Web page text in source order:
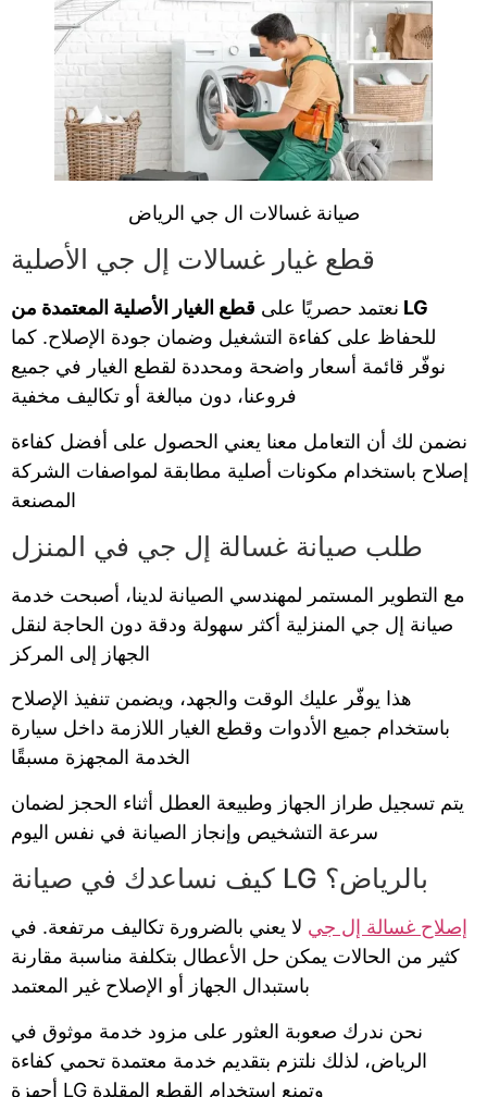
صيانة غسالات ال جي الرياض
قطع غيار غسالات إل جي الأصلية
نعتمد حصريًا على قطع الغيار الأصلية المعتمدة من LG
للحفاظ على كفاءة التشغيل وضمان جودة الإصلاح. كما
نوفّر قائمة أسعار واضحة ومحددة لقطع الغيار في جميع
فروعنا، دون مبالغة أو تكاليف مخفية
نضمن لك أن التعامل معنا يعني الحصول على أفضل كفاءة
إصلاح باستخدام مكونات أصلية مطابقة لمواصفات الشركة
المصنعة
طلب صيانة غسالة إل جي في المنزل
مع التطوير المستمر لمهندسي الصيانة لدينا، أصبحت خدمة
صيانة إل جي المنزلية أكثر سهولة ودقة دون الحاجة لنقل
الجهاز إلى المركز
هذا يوفّر عليك الوقت والجهد، ويضمن تنفيذ الإصلاح
باستخدام جميع الأدوات وقطع الغيار اللازمة داخل سيارة
الخدمة المجهزة مسبقًا
يتم تسجيل طراز الجهاز وطبيعة العطل أثناء الحجز لضمان
سرعة التشخيص وإنجاز الصيانة في نفس اليوم
كيف نساعدك في صيانة LG بالرياض؟
إصلاح غسالة إل جي لا يعني بالضرورة تكاليف مرتفعة. في
كثير من الحالات يمكن حل الأعطال بتكلفة مناسبة مقارنة
باستبدال الجهاز أو الإصلاح غير المعتمد
نحن ندرك صعوبة العثور على مزود خدمة موثوق في
الرياض، لذلك نلتزم بتقديم خدمة معتمدة تحمي كفاءة
أجهزة LG وتمنع استخدام القطع المقلدة